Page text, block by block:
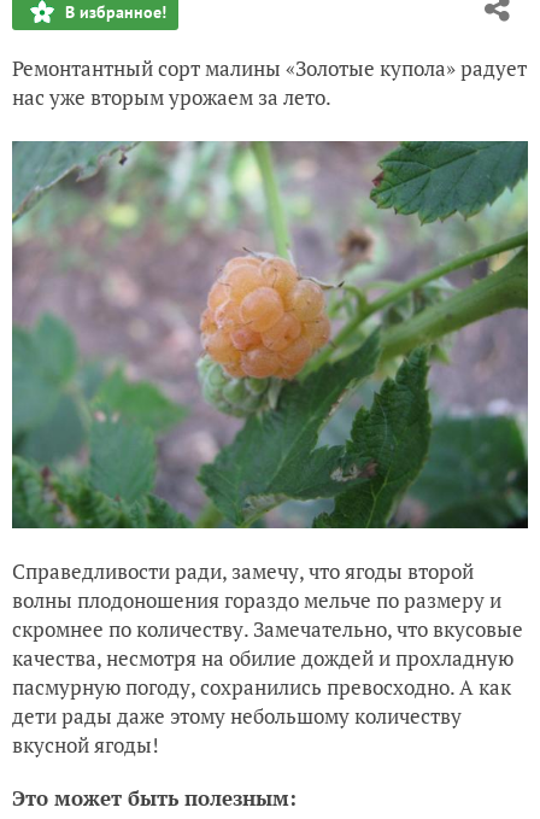
Ягоды можжевельника
Хитрая груша
Как необычно цветет амариллис (который на поверку
В избранное!
Ремонтантный сорт малины «Золотые купола» радует
нас уже вторым урожаем за лето.
Справедливости ради, замечу, что ягоды второй
волны плодоношения гораздо мельче по размеру и
скромнее по количеству. Замечательно, что вкусовые
качества, несмотря на обилие дождей и прохладную
пасмурную погоду, сохранились превосходно. А как
дети рады даже этому небольшому количеству
вкусной ягоды!
Это может быть полезным: